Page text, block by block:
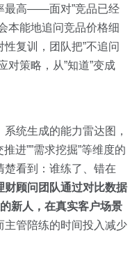
最高——面对”竞品已经
本能地追问竞品价格细
复训，团队把”不追问
对策略，从”知道”变成
统生成的能力雷达图，
进””需求挖掘”等维度的
楚看到：谁练了、错在
财顾问团队通过对比数据
新人，在真实客户场景
主管陪练的时间投入减少